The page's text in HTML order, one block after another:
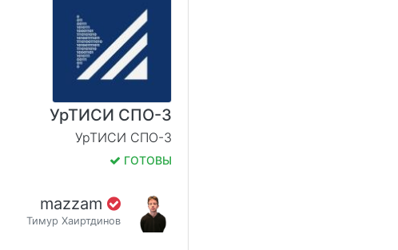
УрТИСИ СПО-3
УрТИСИ СПО-3
ГОТОВЫ
mazzam
Тимур Хаиртдинов